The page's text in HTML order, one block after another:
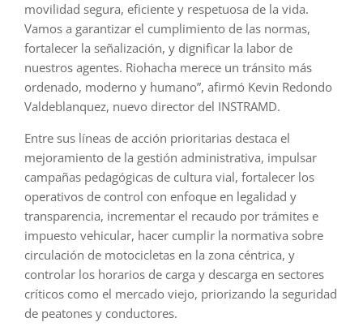
movilidad segura, eficiente y respetuosa de la vida.
Vamos a garantizar el cumplimiento de las normas,
fortalecer la señalización, y dignificar la labor de
nuestros agentes. Riohacha merece un tránsito más
ordenado, moderno y humano”, afirmó Kevin Redondo
Valdeblanquez, nuevo director del INSTRAMD.
Entre sus líneas de acción prioritarias destaca el
mejoramiento de la gestión administrativa, impulsar
campañas pedagógicas de cultura vial, fortalecer los
operativos de control con enfoque en legalidad y
transparencia, incrementar el recaudo por trámites e
impuesto vehicular, hacer cumplir la normativa sobre
circulación de motocicletas en la zona céntrica, y
controlar los horarios de carga y descarga en sectores
críticos como el mercado viejo, priorizando la seguridad
de peatones y conductores.